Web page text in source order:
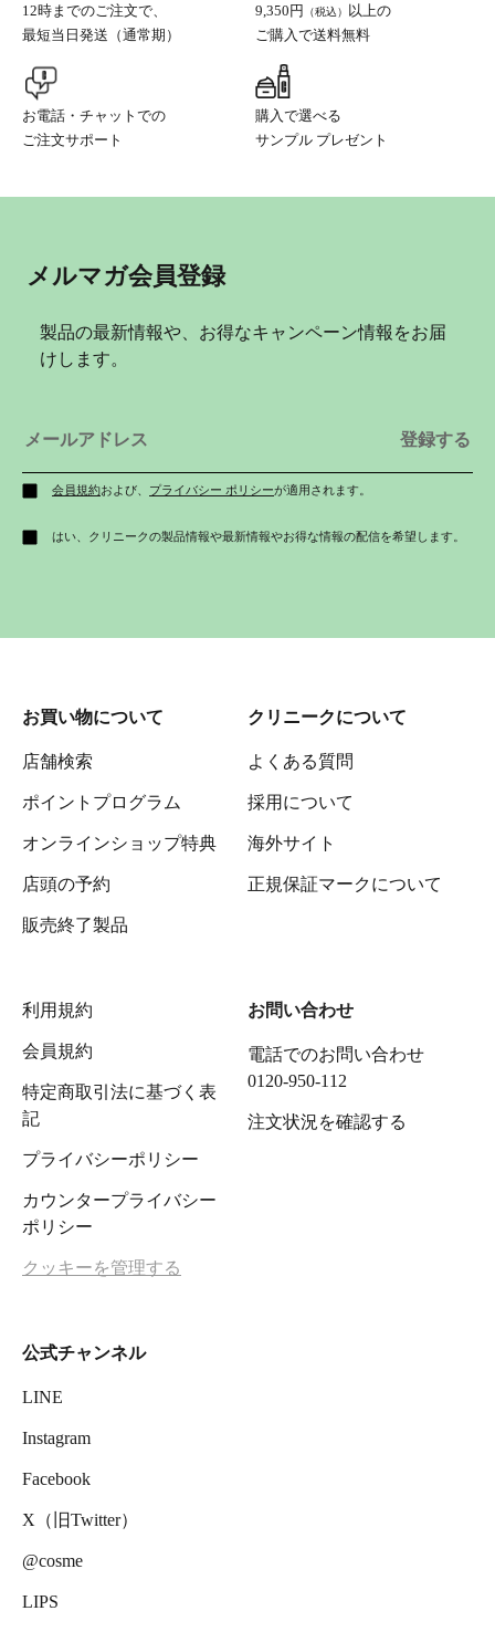
12時までのご注文で、
最短当日発送（通常期）
9,350円 （税込）
以上の
ご購入で送料無料
お電話・チャットでの
ご注文サポート
購入で選べる
サンプル プレゼント
メルマガ会員登録
製品の最新情報や、お得なキャンペーン情報をお届
けします。
会員規約および、 プライバシー ポリシーが適用されます。
はい、クリニークの製品情報や最新情報やお得な情報の配信を希望します。
お買い物について
店舗検索
ポイントプログラム
オンラインショップ特典
店頭の予約
販売終了製品
クリニークについて
よくある質問
採用について
海外サイト
正規保証マークについて
利用規約
会員規約
特定商取引法に基づく表
記
プライバシーポリシー
カウンタープライバシー
ポリシー
クッキーを管理する
お問い合わせ
電話でのお問い合わせ
0120-950-112
注文状況を確認する
公式チャンネル
LINE
Instagram
Facebook
X（旧Twitter）
@cosme
LIPS